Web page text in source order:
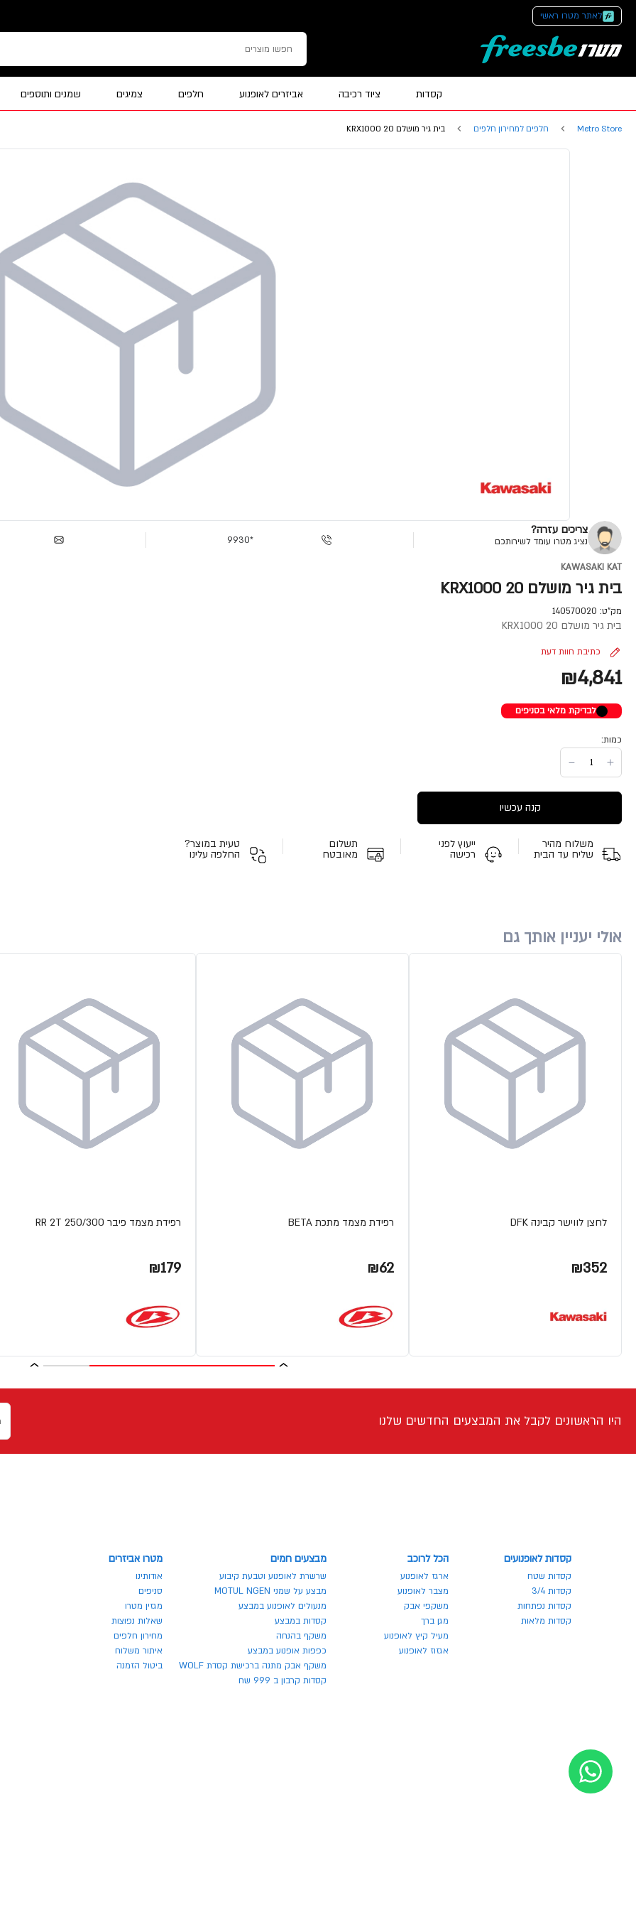
לאתר מטרו ראשי
קסדות ציוד רכיבה אביזרים לאופנוע חלפים צמיגים שמנים ותוספים
Metro Store חלפים למחירון חלפים בית גיר מושלם KRX1000 20
צריכים עזרה?
נציג מטרו עומד לשירותכם *9930
KAWASAKI KAT
בית גיר מושלם KRX1000 20
מק"ט: 140570020
בית גיר מושלם KRX1000 20
כתיבת חוות דעת
₪4,841
לבדיקת מלאי בסניפים
כמות:
קנה עכשיו
משלוח מהיר
שליח עד הבית
ייעוץ לפני
רכישה
תשלום
מאובטח
טעית במוצר?
החלפה עלינו
אולי יעניין אותך גם
לחצן לווישר קבינה DFK
₪352
רפידת מצמד מתכת BETA
₪62
רפידת מצמד פיבר RR 2T 250/300
₪179
היו הראשונים לקבל את המבצעים החדשים שלנו
קסדות לאופנועים
קסדות שטח
קסדות 3/4
קסדות נפתחות
קסדות מלאות
הכל לרוכב
ארגז לאופנוע
מצבר לאופנוע
משקפי אבק
מגן ברך
מעיל קיץ לאופנוע
אגזוז לאופנוע
מבצעים חמים
שרשרת לאופנוע וטבעת קיבוע
מבצע על שמני MOTUL NGEN
מנעולים לאופנוע במבצע
קסדות במבצע
משקף בהנחה
כפפות אופנוע במבצע
משקף אבק מתנה ברכישת קסדת WOLF
קסדות קרבון ב 999 שח
מטרו אביזרים
אודותינו
סניפים
מגזין מטרו
שאלות נפוצות
מחירון חלפים
איתור משלוח
ביטול הזמנה